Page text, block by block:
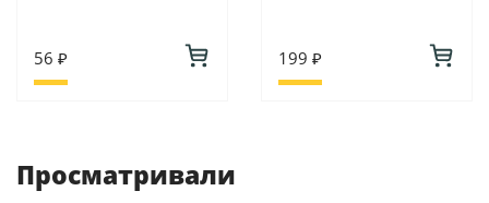
56 ₽ 199 ₽
Просматривали